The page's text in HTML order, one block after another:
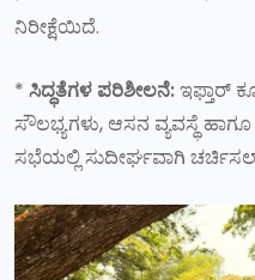
ನಿರೀಕ್ಷೆಯಿದೆ.
* ಸಿದ್ಧತೆಗಳ ಪರಿಶೀಲನೆ:ಇಫ್ತಾರ್
ಸೌಲಭ್ಯಗಳು, ಆಸನ ವ್ಯವಸ್ಥೆ
ಸಭೆಯಲ್ಲಿ ಸುದೀರ್ಘವಾಗಿ